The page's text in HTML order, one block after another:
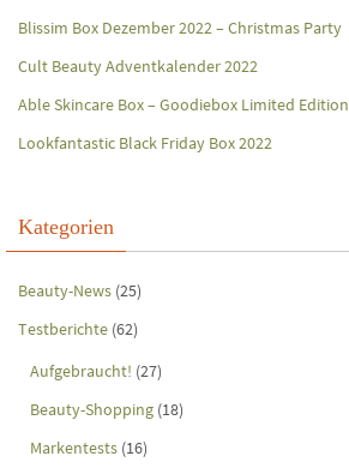
Blissim Box Dezember 2022 – Christmas Party
Cult Beauty Adventkalender 2022
Able Skincare Box – Goodiebox Limited Edition
Lookfantastic Black Friday Box 2022
Kategorien
Beauty-News (25)
Testberichte (62)
Aufgebraucht! (27)
Beauty-Shopping (18)
Markentests (16)